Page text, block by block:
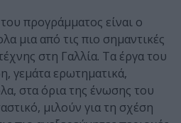
προγράμματος είναι ο
μια από τις πιο σημαντικές
στη Γαλλία. Τα έργα του
γεμάτα ερωτηματικά,
στα όρια της ένωσης του
μιλούν για τη σχέση